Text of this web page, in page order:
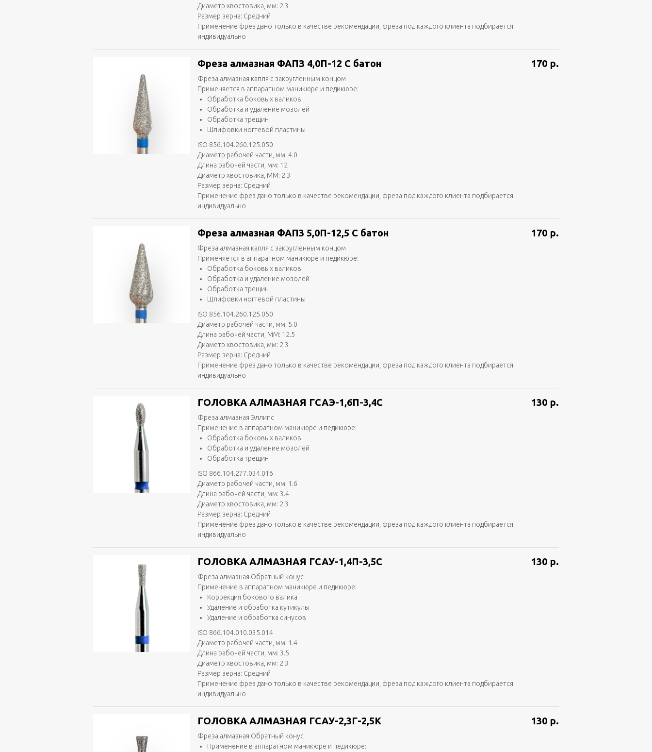
Диаметр хвостовика, мм: 2.3
Размер зерна: Средний
Применение фрез дано только в качестве рекомендации, фреза под каждого клиента подбирается
индивидуально
Фреза алмазная ФАПЗ 4,0П-12 С батон
Фреза алмазная капля с закругленным концом
Применяется в аппаратном маникюре и педикюре:
Обработка боковых валиков
Обработка и удаление мозолей
Обработка трещин
Шлифовки ногтевой пластины
ISO 856.104.260.125.050
Диаметр рабочей части, мм: 4.0
Длина рабочей части, мм: 12
Диаметр хвостовика, ММ: 2.3
Размер зерна: Средний
Применение фрез дано только в качестве рекомендации, фреза под каждого клиента подбирается
индивидуально
170 р.
Фреза алмазная ФАП3 5,0П-12,5 С батон
Фреза алмазная капля с закругленным концом
Применяется в аппаратном маникюре и педикюре:
Обработка боковых валиков
Обработка и удаление мозолей
Обработка трещин
Шлифовки ногтевой пластины
ISO 856.104.260.125.050
Диаметр рабочей части, мм: 5.0
Длина рабочей части, ММ: 12.5
Диаметр хвостовика, мм: 2.3
Размер зерна: Средний
Применение фрез дано только в качестве рекомендации, фреза под каждого клиента подбирается
индивидуально
170 р.
ГОЛОВКА АЛМАЗНАЯ ГСАЭ-1,6П-3,4С
Фреза алмазная Эллипс
Применение в аппаратном маникюре и педикюре:
Обработка боковых валиков
Обработка и удаление мозолей
Обработка трещин
ISO 866.104.277.034.016
Диаметр рабочей части, мм: 1.6
Длина рабочей части, мм: 3.4
Диаметр хвостовика, мм: 2.3
Размер зерна: Средний
Применение фрез дано только в качестве рекомендации, фреза под каждого клиента подбирается
индивидуально
130 р.
ГОЛОВКА АЛМАЗНАЯ ГСАУ-1,4П-3,5С
Фреза алмазная Обратный конус
Применение в аппаратном маникюре и педикюре:
Коррекция бокового валика
Удаление и обработка кутикулы
Удаление и обработка синусов
ISO 866.104.010.035.014
Диаметр рабочей части, мм: 1.4
Длина рабочей части, мм: 3.5
Диаметр хвостовика, мм: 2.3
Размер зерна: Средний
Применение фрез дано только в качестве рекомендации, фреза под каждого клиента подбирается
индивидуально
130 р.
ГОЛОВКА АЛМАЗНАЯ ГСАУ-2,3Г-2,5К
Фреза алмазная Обратный конус
Применение в аппаратном маникюре и педикюре:
130 р.